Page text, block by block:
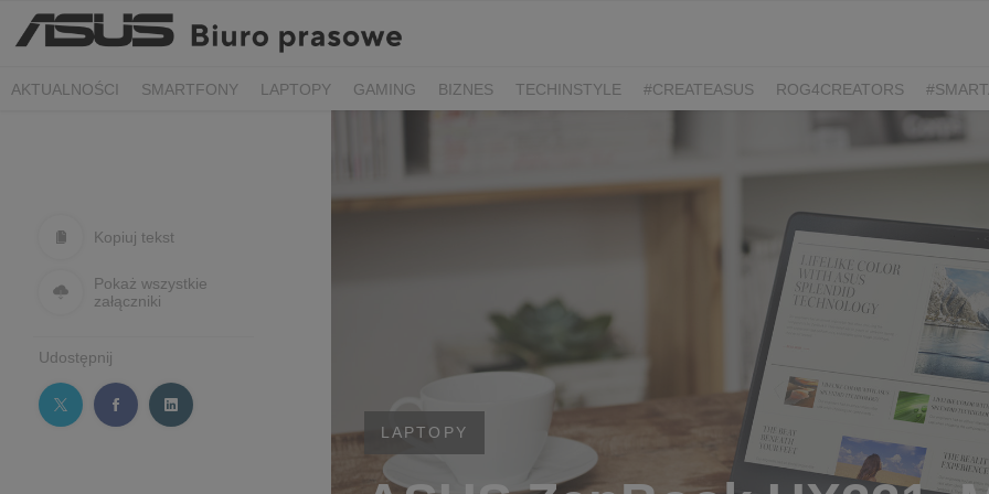
AKTUALNOŚCI SMARTFONY LAPTOPY GAMING BIZNES TECHINSTYLE #CREATEASUS ROG4CREATORS
Kopiuj tekst
Pokaż wszystkie
załączniki
Udostępnij
LAPTOPY